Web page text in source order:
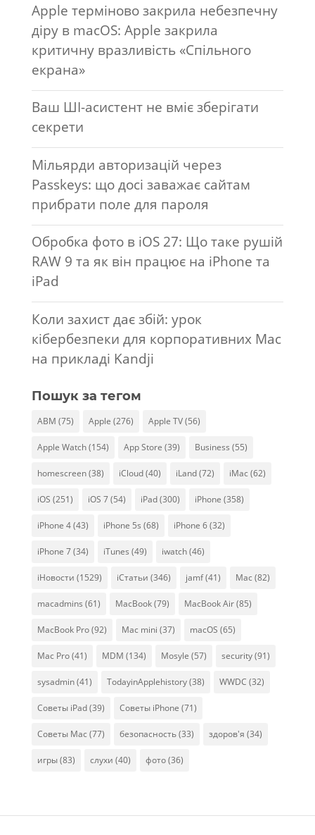
Apple терміново закрила небезпечну
діру в macOS: Apple закрила
критичну вразливість «Спільного
екрана»
Ваш ШІ-асистент не вміє зберігати
секрети
Мільярди авторизацій через
Passkeys: що досі заважає сайтам
прибрати поле для пароля
Обробка фото в iOS 27: Що таке рушій
RAW 9 та як він працює на iPhone та
iPad
Коли захист дає збій: урок
кібербезпеки для корпоративних Mac
на прикладі Kandji
Пошук за тегом
ABM (75) Apple (276) Apple TV(56)
Apple Watch(154) App Store (39) Business (55)
homescreen(38) iCloud(40) iLand(72) iMac (62)
iOS (251) iOS 7(54) iPad(300) iPhone (358)
iPhone 4(43) iPhone 5s (68) iPhone 6(32)
iPhone 7(34) iTunes (49) iwatch(46)
iНовости (1529) iСтатьи (346) jamf(41) Mac (82)
macadmins (61) MacBook(79) MacBook Air(85)
MacBook Pro(92) Mac mini (37) macOS (65)
Mac Pro(41) MDM (134) Mosyle (57) security(91)
sysadmin(41) TodayinApplehistory(38) WWDC (32)
Советы iPad(39) Советы iPhone (71)
Советы Mac (77) безопасность(33) здоров'я (34)
игры(83) слухи (40) фото(36)